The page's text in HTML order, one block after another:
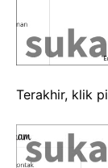
Terakhir, klik